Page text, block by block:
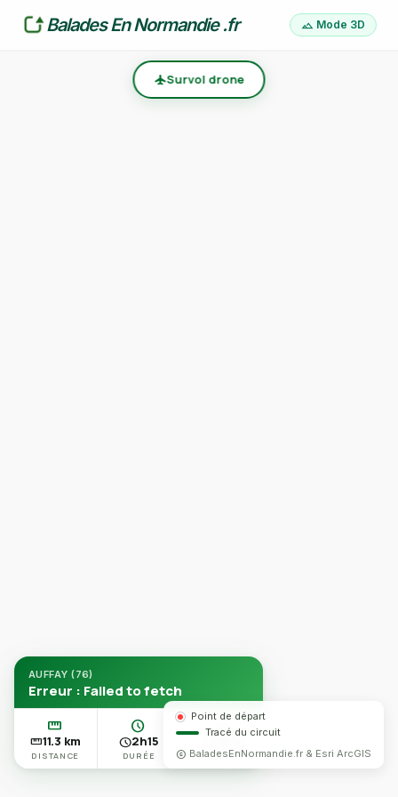
Balades En Normandie .fr landscape Mode 3D
flightSurvol drone
AUFFAY (76)
Erreur : Failed to fetch
straighten
straighten11.3 km
DISTANCE
schedule
schedule2h15
DURÉE
moving
93 m
DÉNIVELÉ
Point de départ
Tracé du circuit
copyright BaladesEnNormandie.fr & Esri ArcGIS